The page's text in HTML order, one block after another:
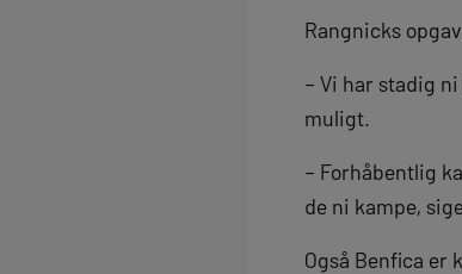
Rangnicks
– Vi har stadig
muligt.
– Forhåbentlig
de ni kampe,
Også Benfica er